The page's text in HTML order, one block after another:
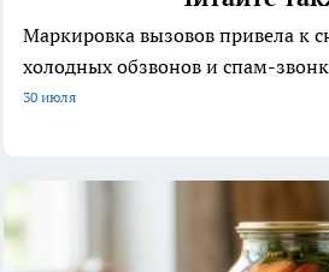
Маркировка вызовов привела к
холодных обзвонов и спам-
30 июля